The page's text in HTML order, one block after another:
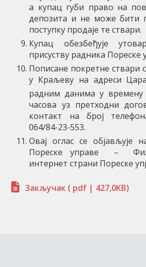
а купац губи право на
депозита и не може бити
поступку продаје те ствари.
Купац обезбеђује
присуству радника Пореске
Пописане покретне ствари
у Краљеву на адреси
радним данима у
часова уз претходни
контакт на број
064/84-23-553.
Овај оглас се објављује
Пореске управе –
интернет страни Пореске
Закључак ( pdf | 427,0KB)